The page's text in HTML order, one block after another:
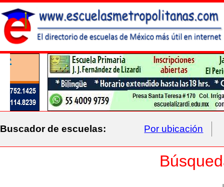
Buscador de escuelas: Por ubicación